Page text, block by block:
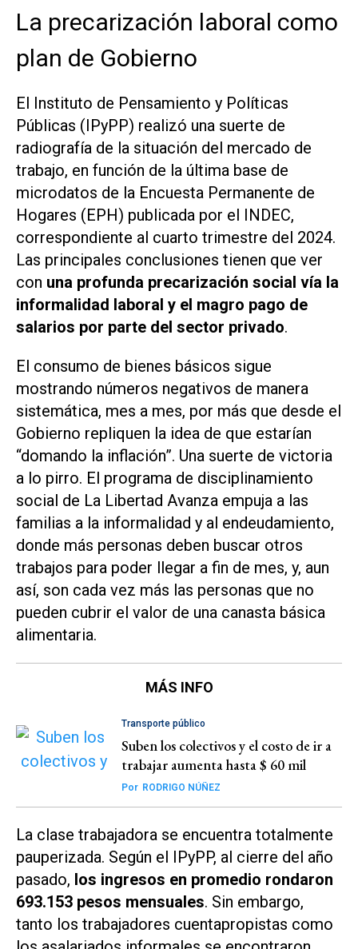
La precarización laboral como
plan de Gobierno
El Instituto de Pensamiento y Políticas
Públicas (IPyPP) realizó una suerte de
radiografía de la situación del mercado de
trabajo, en función de la última base de
microdatos de la Encuesta Permanente de
Hogares (EPH) publicada por el INDEC,
correspondiente al cuarto trimestre del 2024.
Las principales conclusiones tienen que ver
con una profunda precarización social vía la
informalidad laboral y el magro pago de
salarios por parte del sector privado.
El consumo de bienes básicos sigue
mostrando números negativos de manera
sistemática, mes a mes, por más que desde el
Gobierno repliquen la idea de que estarían
“domando la inflación”. Una suerte de victoria
a lo pirro. El programa de disciplinamiento
social de La Libertad Avanza empuja a las
familias a la informalidad y al endeudamiento,
donde más personas deben buscar otros
trabajos para poder llegar a fin de mes, y, aun
así, son cada vez más las personas que no
pueden cubrir el valor de una canasta básica
alimentaria.
MÁS INFO
Transporte público
Suben los colectivos y el costo de ir a
trabajar aumenta hasta $ 60 mil
Por RODRIGO NÚÑEZ
La clase trabajadora se encuentra totalmente
pauperizada. Según el IPyPP, al cierre del año
pasado, los ingresos en promedio rondaron
693.153 pesos mensuales. Sin embargo,
tanto los trabajadores cuentapropistas como